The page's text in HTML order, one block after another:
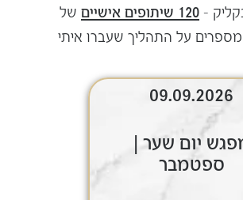
– 120 שיתופים אישיים
של
על התהליך שעברו איתי
09.09.2026
יום שער |
ספטמבר